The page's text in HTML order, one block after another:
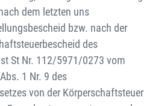
dem letzten uns
bzw. nach der
des
St Nr. 112/5971/0273 vom
1 Nr. 9 des
von der Körperschaftsteuer